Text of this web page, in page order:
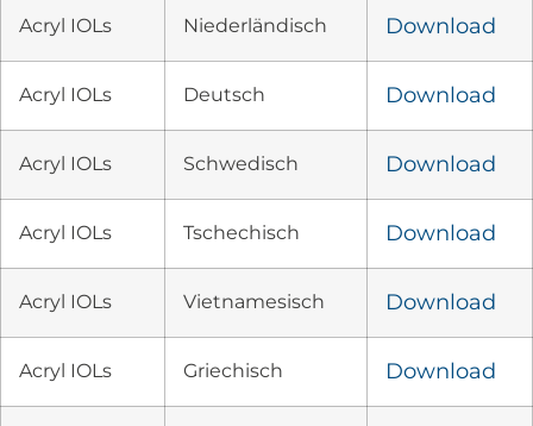
Acryl IOLs Niederländisch Download
Acryl IOLs Deutsch Download
Acryl IOLs Schwedisch Download
Acryl IOLs Tschechisch Download
Acryl IOLs Vietnamesisch Download
Acryl IOLs Griechisch Download